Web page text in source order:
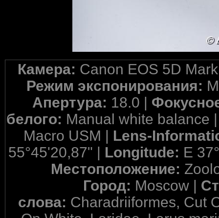
Камера: Canon EOS 5D
Режим экспонирования:
Апертура: 18.0 |
белого: Manual white balance
Macro USM | Lens-
55°45'20,87" | Longitude: E
Местоположение:
Город: Moscow |
слова: Charadriiformes, Cut